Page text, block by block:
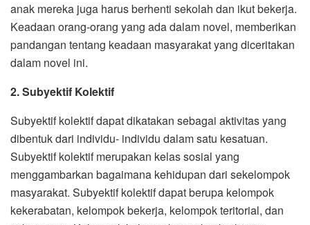
anak mereka juga harus berhenti sekolah dan ikut bekerja.
Keadaan orang-orang yang ada dalam novel, memberikan
pandangan tentang keadaan masyarakat yang diceritakan
dalam novel ini.
2. Subyektif Kolektif
Subyektif kolektif dapat dikatakan sebagai aktivitas yang
dibentuk dari individu- individu dalam satu kesatuan.
Subyektif kolektif merupakan kelas sosial yang
menggambarkan bagaimana kehidupan dari sekelompok
masyarakat. Subyektif kolektif dapat berupa kelompok
kekerabatan, kelompok bekerja, kelompok teritorial, dan